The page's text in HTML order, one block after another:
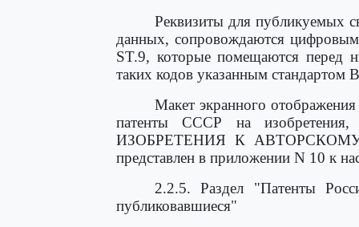
Реквизиты для публикуемых
данных, сопровождаются
ST.9, которые помещаются перед
таких кодов указанным
Макет экранного отображения
патенты СССР на
ИЗОБРЕТЕНИЯ К АВТОРСКОМУ
представлен в приложении N 10 к
2.2.5. Раздел "Патенты
публиковавшиеся"